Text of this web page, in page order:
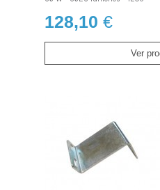
128,10 €
Ver